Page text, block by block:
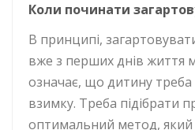
Коли починати
В принципі,
вже з перших днів життя
означає, що дитину
взимку. Треба підібрати
оптимальний метод,